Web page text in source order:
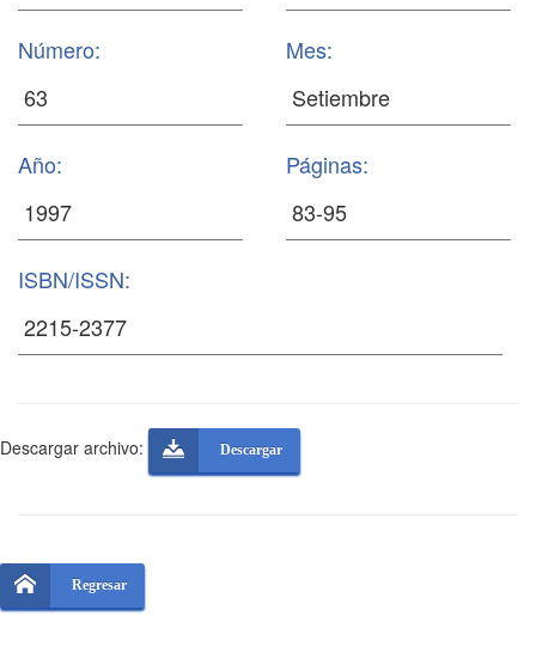
Número: Mes:
Año: Páginas:
ISBN/ISSN:
Descargar archivo: Descargar
Regresar